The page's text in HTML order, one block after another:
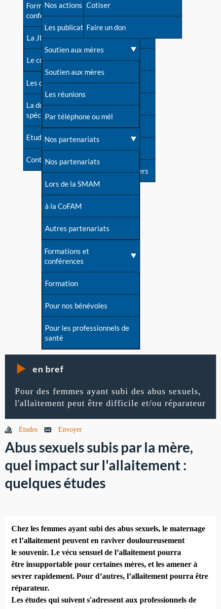
Avant la naissance
Les débuts
Une difficulté d'allaitement ?
Cas particuliers
Mythes et vérités
Devenir animatrice ?
Une question sur le site
Formations et
conférences
La JIA
Le congrès
Les dossiers de l'allaitement
La documentation
spécialisée
Etudes récentes
Contact
Besoin d'aide?
Répertoire de tous les
contacts
Contact presse
Dossier de presse
Soutenir LLL
Livre d'or
Forum
S'inscrire à nos newsletters
Nos actions
Les publications
Soutien aux mères
Soutien aux mères
Les réunions
Par téléphone ou mél
Nos partenariats
Nos partenariats
Lors de la SMAM
à la CoFAM
Autres partenariats
Formations et
conférences
Formation
Pour nos bénévoles
Pour les professionnels de
santé
Cotiser
Faire un don
en bref
Pour des femmes ayant subi des abus sexuels,
l'allaitement peut être difficile et/ou réparateur
Etudes Envoyer
Abus sexuels subis par la mère,
quel impact sur l'allaitement :
quelques études
Chez les femmes ayant subi des abus sexuels, le maternage
et l’allaitement peuvent en raviver douloureusement
le souvenir. Le vécu sensuel de l’allaitement pourra
être insupportable pour certaines mères, et les amener à
sevrer rapidement. Pour d’autres, l’allaitement pourra être
réparateur.
Les études qui suivent s'adressent aux professionnels de